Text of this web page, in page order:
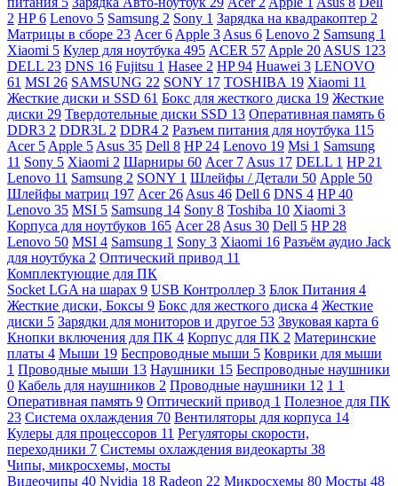
2 HP6 Lenovo 5 Samsung 2 Sony 1 Зарядка на квадракоптер 2
Матрицы в сборе 23 Acer6 Apple 3 Asus 6 Lenovo 2 Samsung 1
Xiaomi 5 Кулер для ноутбука 495 ACER 57 Apple 20 ASUS 123
DELL 23 DNS 16 Fujitsu 1 Hasee 2 HP94 Huawei 3 LENOVO
61 MSI 26 SAMSUNG 22 SONY 17 TOSHIBA 19 Xiaomi 11
Жесткие диски и SSD 61 Бокс для жесткого диска 19 Жесткие
диски 29 Твердотельные диски SSD 13 Оперативная память 6
DDR3 2 DDR3L 2 DDR4 2 Разъем питания для ноутбука 115
Acer 5 Apple 5 Asus 35 Dell 8 HP 24 Lenovo 19 Msi 1 Samsung
11 Sony 5 Xiaomi 2 Шарниры 60 Acer 7 Asus 17 DELL 1 HP 21
Lenovo 11 Samsung 2 SONY 1 Шлейфы / Детали 50 Apple 50
Шлейфы матриц 197 Acer 26 Asus 46 Dell 6 DNS 4 HP40
Lenovo 35 MSI 5 Samsung 14 Sony 8 Toshiba 10 Xiaomi 3
Корпуса для ноутбуков 165 Acer 28 Asus 30 Dell 5 HP 28
Lenovo 50 MSI 4 Samsung 1 Sony 3 Xiaomi 16 Разъём аудио Jack
для ноутбука 2 Оптический привод 11
Комплектующие для ПК
Socket LGA на шарах 9 USB Контроллер 3 Блок Питания 4
Жесткие диски, Боксы 9 Бокс для жесткого диска 4 Жесткие
диски 5 Зарядки для мониторов и другое 53 Звуковая карта 6
Кнопки включения для ПК 4 Корпус для ПК 2 Материнские
платы 4 Мыши 19 Беспроводные мыши 5 Коврики для мыши
1 Проводные мыши 13 Наушники 15 Беспроводные наушники
0 Кабель для наушников 2 Проводные наушники 12 1 1
Оперативная память 9 Оптический привод 1 Полезное для ПК
23 Система охлаждения 70 Вентиляторы для корпуса 14
Кулеры для процессоров 11 Регуляторы скорости,
переходники 7 Системы охлаждения видеокарты 38
Чипы, микросхемы, мосты
Видеочипы 40 Nvidia 18 Radeon 22 Микросхемы 80 Мосты 48